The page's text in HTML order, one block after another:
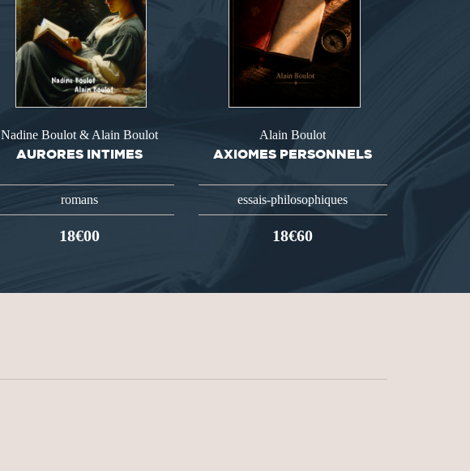
Nadine Boulot & Alain Boulot
AURORES INTIMES
romans
18€00
Alain Boulot
AXIOMES PERSONNELS
essais-philosophiques
18€60